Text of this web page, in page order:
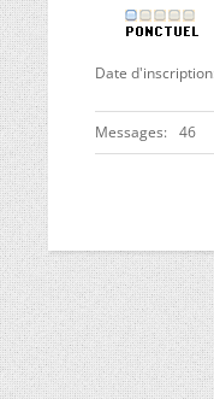
Date d'inscription
Messages 46